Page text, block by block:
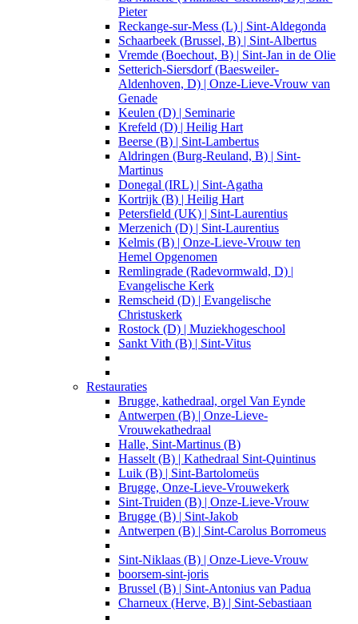
Pieter
Reckange-sur-Mess (L) | Sint-Aldegonda
Schaarbeek (Brussel, B) | Sint-Albertus
Vremde (Boechout, B) | Sint-Jan in de Olie
Setterich-Siersdorf (Baesweiler-
Aldenhoven, D) | Onze-Lieve-Vrouw van
Genade
Keulen (D) | Seminarie
Krefeld (D) | Heilig Hart
Beerse (B) | Sint-Lambertus
Aldringen (Burg-Reuland, B) | Sint-
Martinus
Donegal (IRL) | Sint-Agatha
Kortrijk (B) | Heilig Hart
Petersfield (UK) | Sint-Laurentius
Merzenich (D) | Sint-Laurentius
Kelmis (B) | Onze-Lieve-Vrouw ten
Hemel Opgenomen
Remlingrade (Radevormwald, D) |
Evangelische Kerk
Remscheid (D) | Evangelische
Christuskerk
Rostock (D) | Muziekhogeschool
Sankt Vith (B) | Sint-Vitus
Restauraties
Brugge, kathedraal, orgel Van Eynde
Antwerpen (B) | Onze-Lieve-
Vrouwekathedraal
Halle, Sint-Martinus (B)
Hasselt (B) | Kathedraal Sint-Quintinus
Luik (B) | Sint-Bartolomeüs
Brugge, Onze-Lieve-Vrouwekerk
Sint-Truiden (B) | Onze-Lieve-Vrouw
Brugge (B) | Sint-Jakob
Antwerpen (B) | Sint-Carolus Borromeus
Sint-Niklaas (B) | Onze-Lieve-Vrouw
boorsem-sint-joris
Brussel (B) | Sint-Antonius van Padua
Charneux (Herve, B) | Sint-Sebastiaan